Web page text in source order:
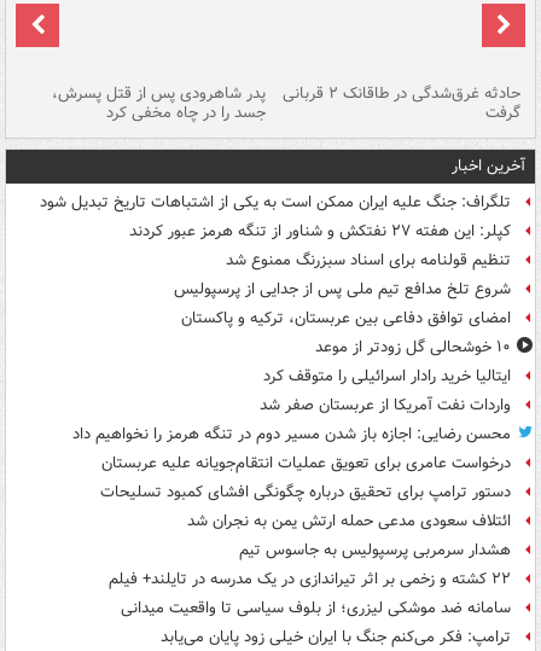
حادثه غرق‌شدگی در طاقانک ۲ قربانی
گرفت
پدر شاهرودی پس از قتل پسرش،
جسد را در چاه مخفی کرد
آخرین اخبار
تلگراف: جنگ علیه ایران ممکن است به یکی از اشتباهات تاریخ تبدیل شود
کپلر: این هفته ۲۷ نفتکش و شناور از تنگه هرمز عبور کردند
تنظیم قولنامه برای اسناد سبزرنگ ممنوع شد
شروع تلخ مدافع تیم ملی پس از جدایی از پرسپولیس
امضای توافق دفاعی بین عربستان، ترکیه و پاکستان
۱۰ خوشحالی گل زودتر از موعد
ایتالیا خرید رادار اسرائیلی را متوقف کرد
واردات نفت آمریکا از عربستان صفر شد
محسن رضایی: اجازه باز شدن مسیر دوم در تنگه هرمز را نخواهیم داد
درخواست عامری برای تعویق عملیات انتقام‌جویانه علیه عربستان
دستور ترامپ برای تحقیق درباره چگونگی افشای کمبود تسلیحات
ائتلاف سعودی مدعی حمله ارتش یمن به نجران شد
هشدار سرمربی پرسپولیس به جاسوس تیم
۲۲ کشته و زخمی بر اثر تیراندازی در یک مدرسه در تایلند+ فیلم
سامانه ضد موشکی لیزری؛ از بلوف سیاسی تا واقعیت میدانی
ترامپ: فکر می‌کنم جنگ با ایران خیلی زود پایان می‌یابد